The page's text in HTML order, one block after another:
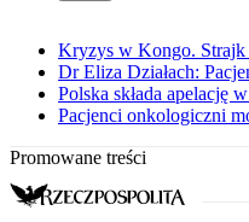
Kryzys w Kongo. Strajk
Dr Eliza Działach:
Polska składa apelację
Pacjenci onkologiczni
Promowane treści